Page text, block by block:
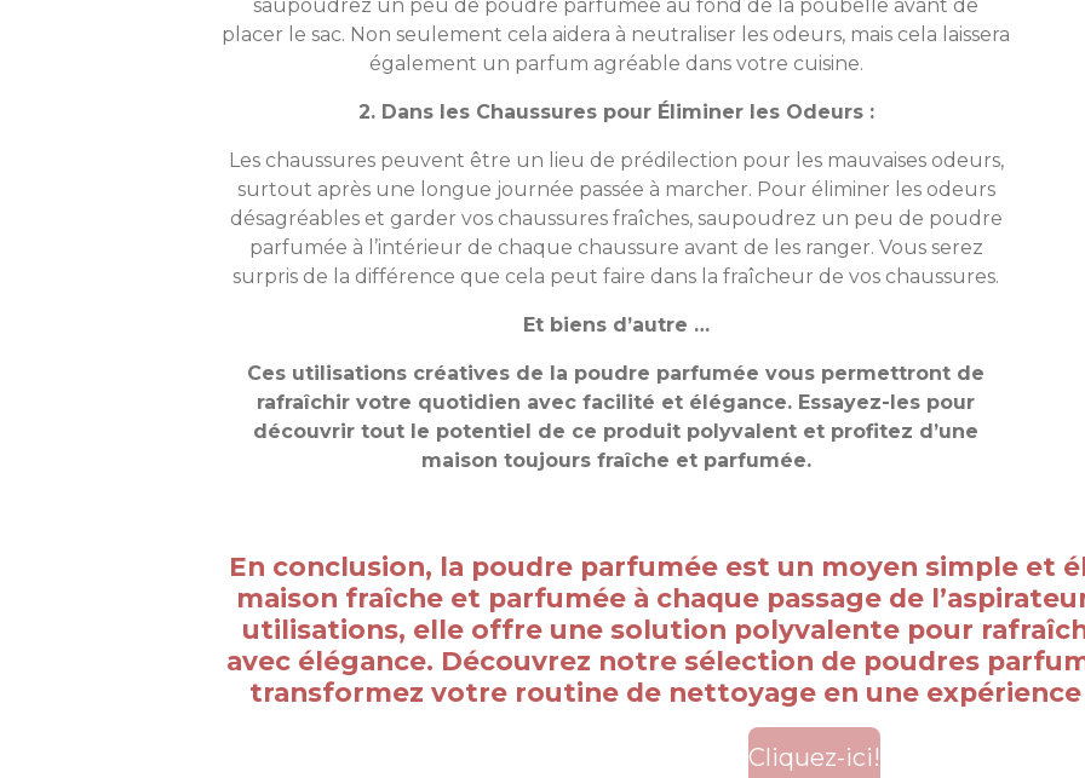
saupoudrez un peu de poudre parfumée au fond de la poubelle avant de
placer le sac. Non seulement cela aidera à neutraliser les odeurs, mais cela laissera
également un parfum agréable dans votre cuisine.
2. Dans les Chaussures pour Éliminer les Odeurs :
Les chaussures peuvent être un lieu de prédilection pour les mauvaises odeurs,
surtout après une longue journée passée à marcher. Pour éliminer les odeurs
désagréables et garder vos chaussures fraîches, saupoudrez un peu de poudre
parfumée à l’intérieur de chaque chaussure avant de les ranger. Vous serez
surpris de la différence que cela peut faire dans la fraîcheur de vos chaussures.
Et biens d’autre …
Ces utilisations créatives de la poudre parfumée vous permettront de
rafraîchir votre quotidien avec facilité et élégance. Essayez-les pour
découvrir tout le potentiel de ce produit polyvalent et profitez d’une
maison toujours fraîche et parfumée.
En conclusion, la poudre parfumée est un moyen simple et
maison fraîche et parfumée à chaque passage de
utilisations, elle offre une solution polyvalente pour
avec élégance. Découvrez notre sélection de poudres
transformez votre routine de nettoyage en une
Cliquez-ici!